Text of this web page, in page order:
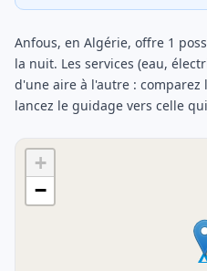
Anfous, en Algérie, offre 1
la nuit. Les services (eau,
d'une aire à l'autre :
lancez le guidage vers celle
+
−